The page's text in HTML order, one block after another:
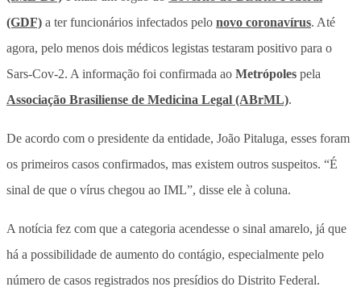
(GDF) a ter funcionários infectados pelo novo coronavírus. Até
agora, pelo menos dois médicos legistas testaram positivo para o
Sars-Cov-2. A informação foi confirmada ao Metrópoles pela
Associação Brasiliense de Medicina Legal (ABrML).
De acordo com o presidente da entidade, João Pitaluga, esses foram
os primeiros casos confirmados, mas existem outros suspeitos. “É
sinal de que o vírus chegou ao IML”, disse ele à coluna.
A notícia fez com que a categoria acendesse o sinal amarelo, já que
há a possibilidade de aumento do contágio, especialmente pelo
número de casos registrados nos presídios do Distrito Federal.